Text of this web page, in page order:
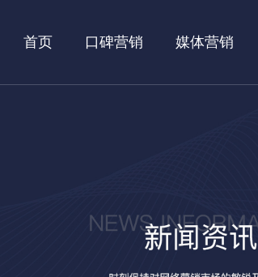
首页 口碑营销 媒体营销